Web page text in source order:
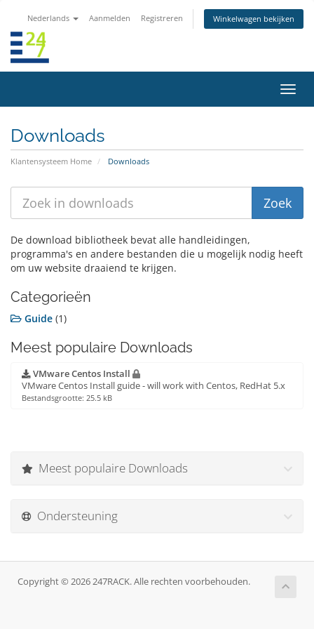
Nederlands Aanmelden Registreren Winkelwagen bekijken
in-/
Downloads
Klantensysteem Home Downloads
De download bibliotheek bevat alle handleidingen,
programma's en andere bestanden die u mogelijk nodig heeft
om uw website draaiend te krijgen.
Categorieën
Guide (1)
Meest populaire Downloads
VMware Centos Install
VMware Centos Install guide - will work with Centos, RedHat 5.x
Bestandsgrootte: 25.5 kB
Meest populaire Downloads
Ondersteuning
Copyright © 2026 247RACK. Alle rechten voorbehouden.